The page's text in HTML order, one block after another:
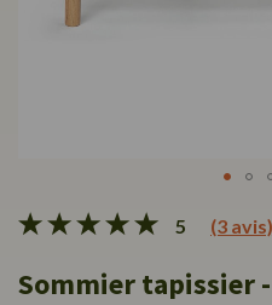
5 (3 avis)
Sommier tapissier
to
beginning